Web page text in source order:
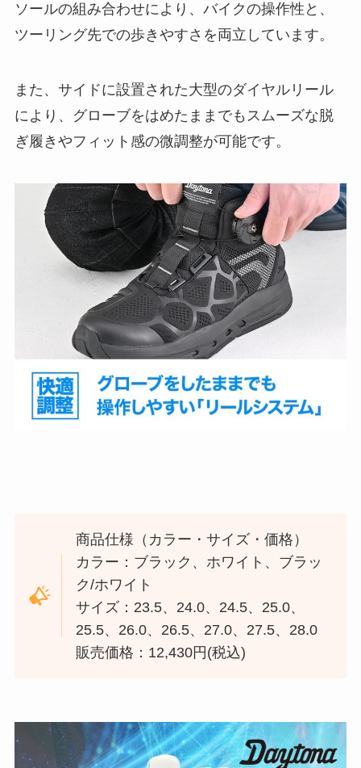
ソールの組み合わせにより、バイクの操作性と、
ツーリング先での歩きやすさを両立しています。
また、サイドに設置された大型のダイヤルリール
により、グローブをはめたままでもスムーズな脱
ぎ履きやフィット感の微調整が可能です。
商品仕様（カラー・サイズ・価格）
カラー：ブラック、ホワイト、ブラッ
ク/ホワイト
サイズ：23.5、24.0、24.5、25.0、
25.5、26.0、26.5、27.0、27.5、28.0
販売価格：12,430円(税込)